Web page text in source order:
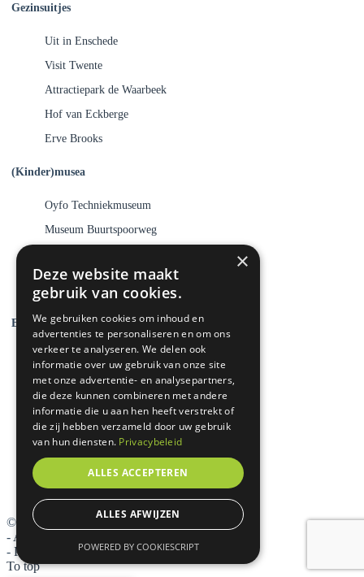
Gezinsuitjes
Uit in Enschede
Visit Twente
Attractiepark de Waarbeek
Hof van Eckberge
Erve Brooks
(Kinder)musea
Oyfo Techniekmuseum
Museum Buurtspoorweg
De Museumfabriek
Evenementen
Go-Kids Twente & Achterhoek
Kidsproof Twente
Vettt(e) uitjes in Twente
Military Boekelo
Kindercamping vlak bij Hengelo
Camping in Hengelo met zwembad
© 2026 Camping Buytenplaets Boekelo
- Algemene voorwaarden
- Privacy- en cookieverklaring
To top
×
Deze website maakt
gebruik van cookies.
We gebruiken cookies om inhoud en
advertenties te personaliseren en om ons
verkeer te analyseren. We delen ook
informatie over uw gebruik van onze site
met onze advertentie- en analysepartners,
die deze kunnen combineren met andere
informatie die u aan hen heeft verstrekt of
die zij hebben verzameld door uw gebruik
van hun diensten. Privacybeleid
ALLES ACCEPTEREN
ALLES AFWIJZEN
POWERED BY COOKIESCRIPT